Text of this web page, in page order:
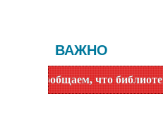
ВАЖНО
что библиотеки с 1